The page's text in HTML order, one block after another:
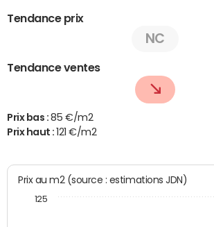
Tendance prix
NC
Tendance ventes
Prix bas : 85 €/m2
Prix haut : 121 €/m2
Prix au m2 (source : estimations JDN)
125